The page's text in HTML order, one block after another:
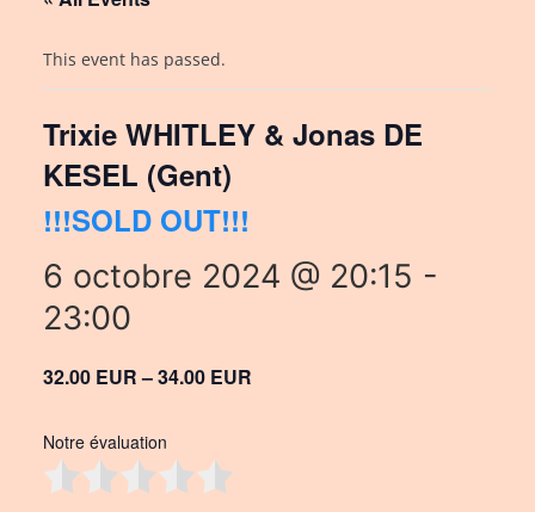
This event has passed.
Trixie WHITLEY & Jonas DE
KESEL (Gent)
!!!SOLD OUT!!!
6 octobre 2024 @ 20:15 -
23:00
32.00 EUR – 34.00 EUR
Notre évaluation